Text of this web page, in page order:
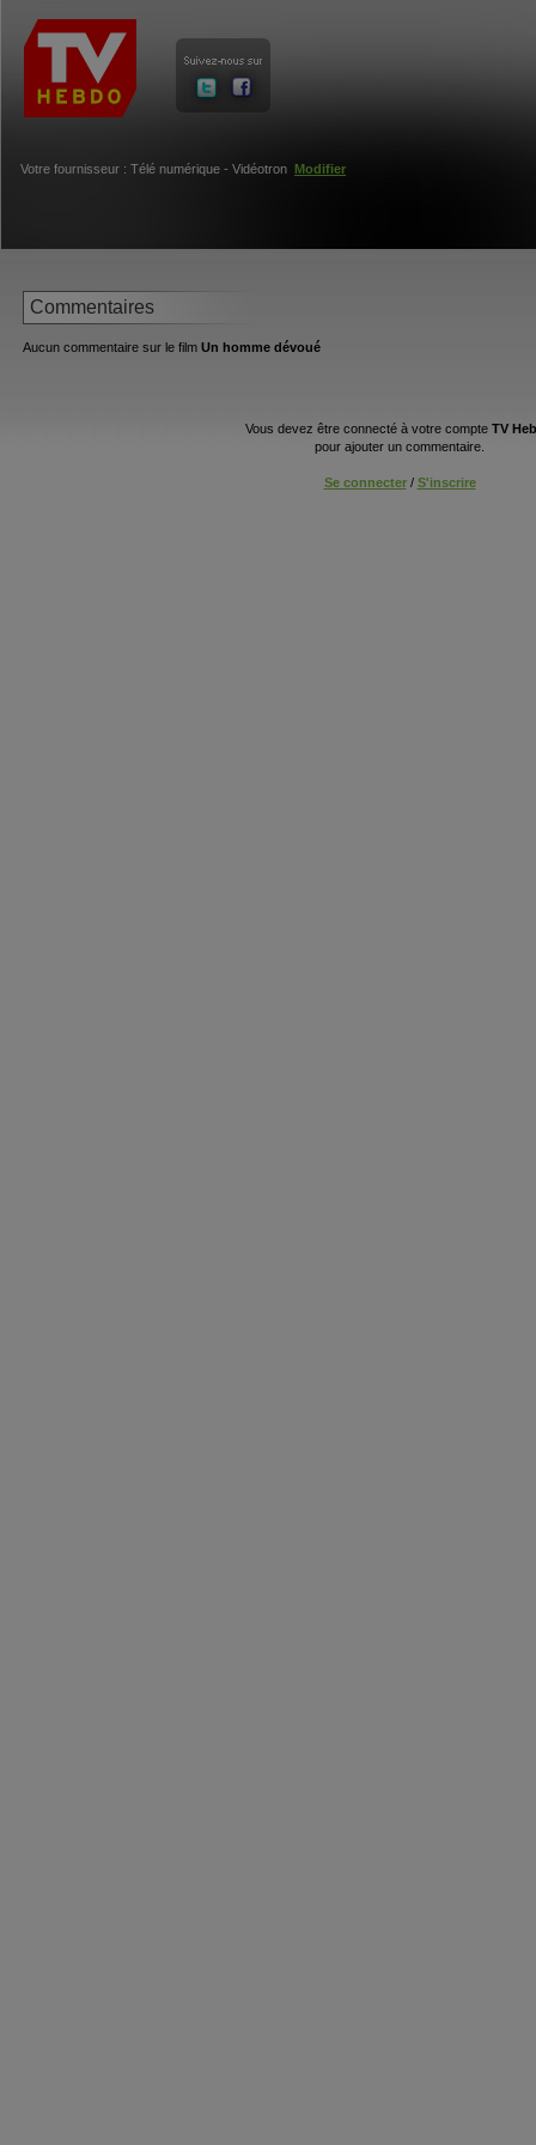
Votre fournisseur : Télé numérique - Vidéotron Modifier
Commentaires
Aucun commentaire sur le film Un homme dévoué
Vous devez être connecté à votre compte TV
pour ajouter un commentaire.
Se connecter/ S'inscrire